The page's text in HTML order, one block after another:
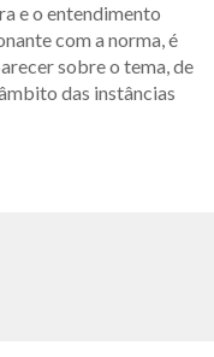
e o entendimento
com a norma, é
sobre o tema, de
das instâncias